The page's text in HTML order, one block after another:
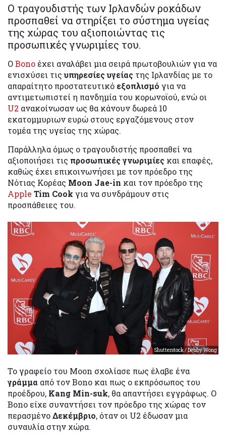
Ο τραγουδιστής των Ιρλανδών ροκάδων
προσπαθεί να στηρίξει το σύστημα υγείας
της χώρας του αξιοποιώντας τις
προσωπικές γνωριμίες του.
ΟBono έχει αναλάβει μια σειρά πρωτοβουλιών για να
ενισχύσει τιςυπηρεσίες υγείας της Ιρλανδίας με το
απαραίτητο προστατευτικό εξοπλισμό για να
αντιμετωπιστεί η πανδημία του κορωνοϊού, ενώ οι
U2 ανακοίνωσαν ως θα κάνουν δωρεά 10
εκατομμυριων ευρώ στους εργαζόμενους στον
τομέα της υγείας της χώρας.
Παράλληλα όμως ο τραγουδιστής προσπαθεί να
αξιοποιήσει τις προσωπικές γνωριμίες και επαφές,
καθώς έχει επικοινωνήσει με τον πρόεδρο της
Νότιας Κορέας Moon Jae-in και τον πρόεδρο της
Apple Tim Cook για να συνδράμουν στις
προσπάθειες του.
Shutterstock / Debby Wong
Το γραφείο του Moon σχολίασε πως έλαβε ένα
γράμμα από τον Bono και πως ο εκπρόσωπος του
προέδρου, Kang Min-suk, θα απαντήσει εγγράφως. Ο
Bono είχε συναντήσει τον πρόεδρο της χώρας τον
περασμένοΔεκέμβριο, όταν οι U2 έδωσαν μια
συναυλία στην χώρα.